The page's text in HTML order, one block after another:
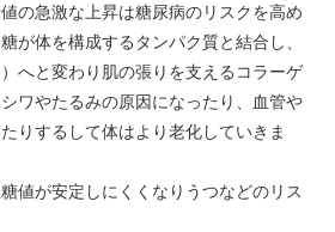
の急激な上昇は糖尿病のリスクを高め
が体を構成するタンパク質と結合し、
へと変わり肌の張りを支えるコラーゲ
ワやたるみの原因になったり、血管や
りするして体はより老化していきま
値が安定しにくくなりうつなどのリス